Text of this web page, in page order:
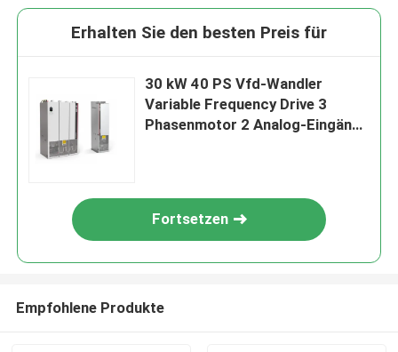
Erhalten Sie den besten Preis für
30 kW 40 PS Vfd-Wandler
Variable Frequency Drive 3
Phasenmotor 2 Analog-Eingänge
Fortsetzen
Empfohlene Produkte